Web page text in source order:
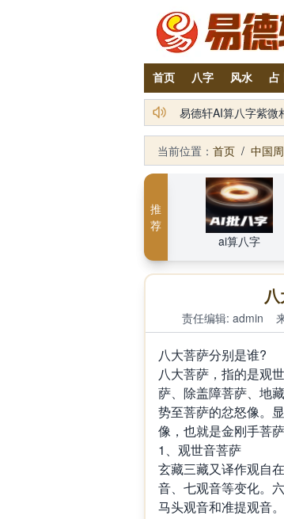
首页 八字 风水 占
铁笔居士简介及服务
当前位置： 首页 / 中国
推
荐
ai算八字
责任编辑: admin
八大菩萨分别是谁?
八大菩萨，指的是观
萨、除盖障菩萨、地
势至菩萨的忿怒像。
像，也就是金刚手菩
1、观世音菩萨
玄藏三藏又译作观自
音、七观音等变化。
马头观音和准提观音